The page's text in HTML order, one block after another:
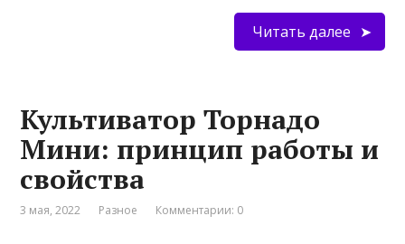
Читать далее
Культиватор Торнадо
Мини: принцип работы и
свойства
3 мая, 2022 Разное Комментарии: 0